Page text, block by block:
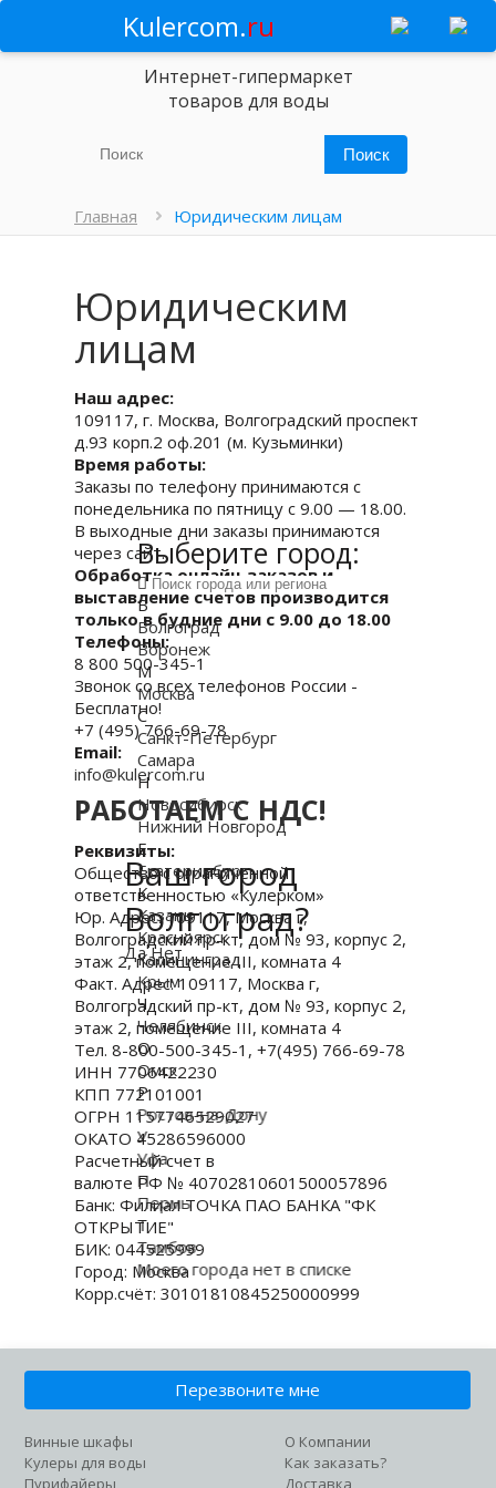
Kulercom.ru
Интернет-гипермаркет
товаров для воды
Главная Юридическим лицам
Юридическим
лицам
Наш адрес:
109117, г. Москва, Волгоградский проспект
д.93 корп.2 оф.201 (м. Кузьминки)
Время работы:
Заказы по телефону принимаются с
понедельника по пятницу с 9.00 — 18.00.
В выходные дни заказы принимаются
через сайт.
Обработка онлайн-заказов и
выставление счетов производится
только в будние дни с 9.00 до 18.00
Телефоны:
8 800 500-345-1
Звонок со всех телефонов России -
Бесплатно!
+7 (495) 766-69-78
Email:
info@kulercom.ru
РАБОТАЕМ С НДС!
Реквизиты:
Общество с ограниченной
ответственностью «Кулерком»
Юр. Адрес: 109117, Москва г,
Волгоградский пр-кт, дом № 93, корпус 2,
этаж 2, помещение III, комната 4
Факт. Адрес: 109117, Москва г,
Волгоградский пр-кт, дом № 93, корпус 2,
этаж 2, помещение III, комната 4
Тел. 8-800-500-345-1, +7(495) 766-69-78
ИНН 7706422230
КПП 772101001
ОГРН 1157746529027
ОКАТО 45286596000
Расчетный счет в
валюте РФ № 40702810601500057896
Банк: Филиал ТОЧКА ПАО БАНКА "ФК
ОТКРЫТИЕ"
БИК: 044525999
Город: Москва
Корр.счёт: 30101810845250000999
Перезвоните мне
Винные шкафы
Кулеры для воды
Пурифайеры
О Компании
Как заказать?
Доставка
Ваш город
Волгоград?
Да Нет
Выберите город:
В
Волгоград
Воронеж
М
Москва
С
Санкт-Петербург
Самара
Н
Новосибирск
Нижний Новгород
Е
Екатеринбург
К
Казань
Красноярск
Калининград
Крым
Ч
Челябинск
О
Омск
Р
Ростов-на-Дону
У
Уфа
П
Пермь
Т
Тамбов
Моего города нет в списке